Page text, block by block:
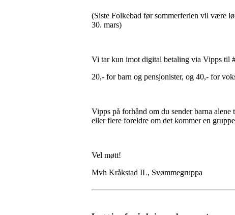
(Siste Folkebad før sommerferien vil være
30. mars)
Vi tar kun imot digital betaling via Vipps til
20,- for barn og pensjonister, og 40,- for
Vipps på forhånd om du sender barna
eller flere foreldre om det kommer en
Vel møtt!
Mvh Kråkstad IL, Svømmegruppa